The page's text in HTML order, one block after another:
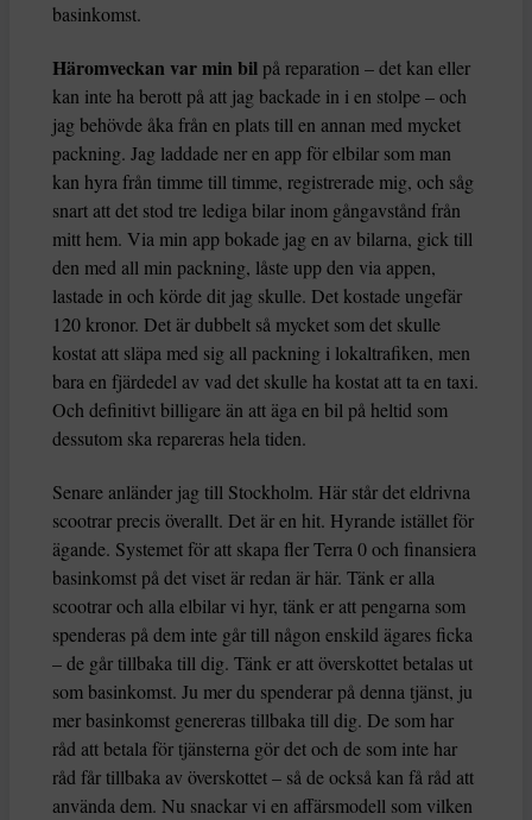
basinkomst.
Häromveckan var min bilpå reparation – det kan eller
kan inte ha berott på att jag backade in i en stolpe – och
jag behövde åka från en plats till en annan med mycket
packning. Jag laddade ner en app för elbilar som man
kan hyra från timme till timme, registrerade mig, och såg
snart att det stod tre lediga bilar inom gångavstånd från
mitt hem. Via min app bokade jag en av bilarna, gick till
den med all min packning, låste upp den via appen,
lastade in och körde dit jag skulle. Det kostade ungefär
120 kronor. Det är dubbelt så mycket som det skulle
kostat att släpa med sig all packning i lokaltrafiken, men
bara en fjärdedel av vad det skulle ha kostat att ta en taxi.
Och definitivt billigare än att äga en bil på heltid som
dessutom ska repareras hela tiden.
Senare anländer jag till Stockholm. Här står det eldrivna
scootrar precis överallt. Det är en hit. Hyrande istället för
ägande. Systemet för att skapa fler Terra 0 och finansiera
basinkomst på det viset är redan är här. Tänk er alla
scootrar och alla elbilar vi hyr, tänk er att pengarna som
spenderas på dem inte går till någon enskild ägares ficka
– de går tillbaka till dig. Tänk er att överskottet betalas ut
som basinkomst. Ju mer du spenderar på denna tjänst, ju
mer basinkomst genereras tillbaka till dig. De som har
råd att betala för tjänsterna gör det och de som inte har
råd får tillbaka av överskottet – så de också kan få råd att
använda dem. Nu snackar vi en affärsmodell som vilken